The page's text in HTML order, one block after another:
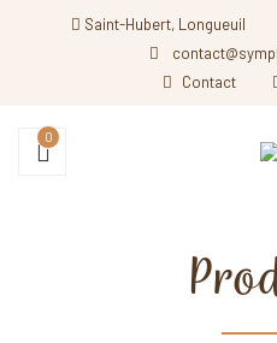
Saint-Hubert, Longueuil
Contact
0